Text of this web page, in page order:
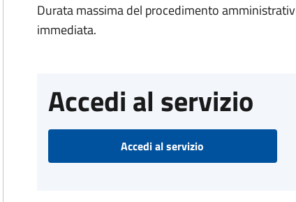
Durata massima del procedimento
immediata.
Accedi al servizio
Accedi al servizio